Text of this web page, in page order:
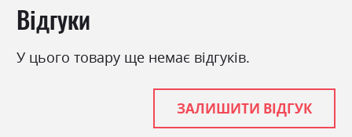
Відгуки
У цього товару ще немає відгуків.
ЗАЛИШИТИ ВІДГУК